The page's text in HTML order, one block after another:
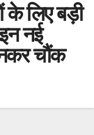
के लिए बड़ी
नई
चौंक